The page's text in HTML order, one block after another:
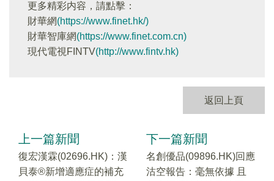
更多精彩内容，請點擊：
財華網(https://www.finet.hk/)
財華智庫網(https://www.finet.com.cn)
現代電視FINTV(http://www.fintv.hk)
返回上頁
上一篇新聞
復宏漢霖(02696.HK)：漢
貝泰®新增適應症的補充
下一篇新聞
名創優品(09896.HK)回應
沽空報告：毫無依據 且